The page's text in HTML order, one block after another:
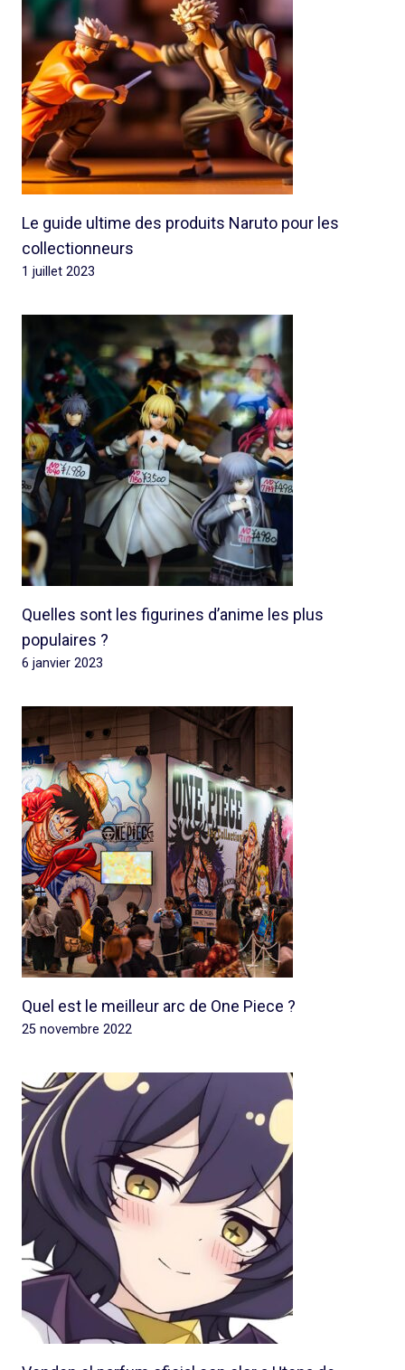
Le guide ultime des produits Naruto pour les
collectionneurs
1 juillet 2023
Quelles sont les figurines d’anime les plus
populaires ?
6 janvier 2023
Quel est le meilleur arc de One Piece ?
25 novembre 2022